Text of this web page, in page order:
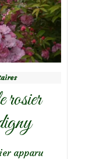
rosier
apparu